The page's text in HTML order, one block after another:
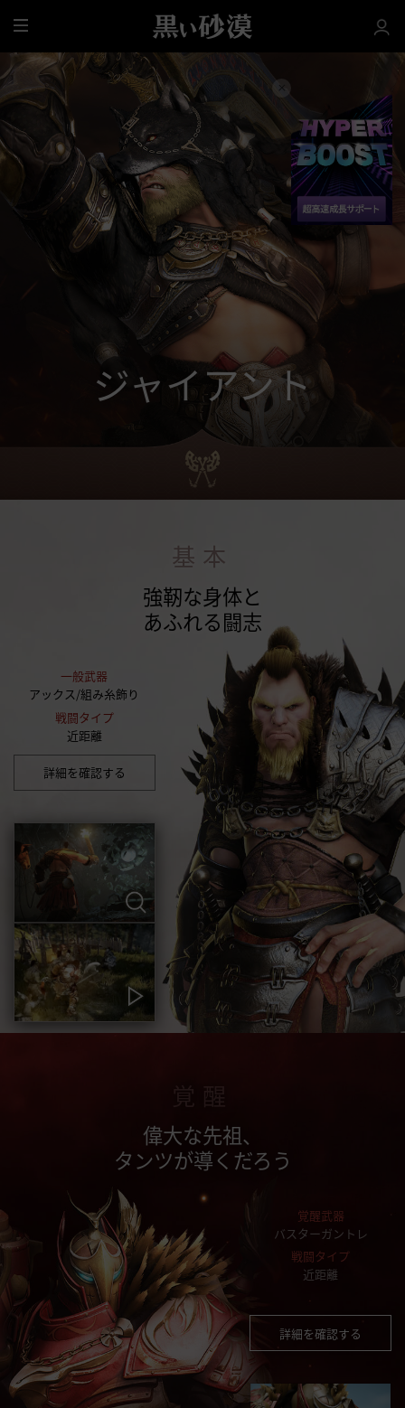
全
体
ジャイアント
基本
強靭な身体と
あふれる闘志
一般武器
アックス/組み糸飾り
戦闘タイプ
近距離
詳細を確認する
覚醒
偉大な先祖、
タンツが導くだろう
覚醒武器
バスターガントレ
戦闘タイプ
近距離
詳細を確認する